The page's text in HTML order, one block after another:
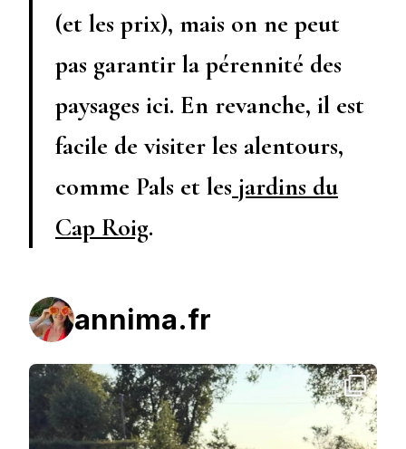
(et les prix), mais on ne peut
pas garantir la pérennité des
paysages ici. En revanche, il est
facile de visiter les alentours,
comme Pals et les jardins du
Cap Roig.
annima.fr